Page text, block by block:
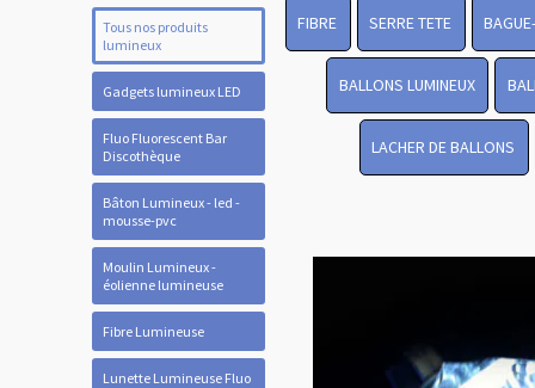
Tous nos produits
lumineux
Gadgets lumineux LED
Fluo Fluorescent Bar
Discothèque
Bâton Lumineux - led -
mousse-pvc
Moulin Lumineux -
éolienne lumineuse
Fibre Lumineuse
Lunette Lumineuse Fluo
FIBRE SERRE TETE
BALLONS LUMINEUX
LACHER DE BALLONS